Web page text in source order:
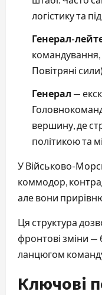
логістику та
Генерал-
командування,
Повітряні
Генерал —
вершину, де
політикою та
У Військово-
коммодор,
але вони
Ця структура
фронтові зміни —
ланцюгом
Ключові